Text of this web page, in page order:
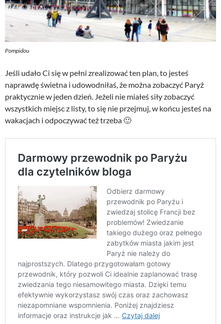
Pompidou
Jeśli udało Ci się w pełni zrealizować ten plan, to jesteś
naprawdę świetna i udowodniłaś, że można zobaczyć Paryż
praktycznie w jeden dzień. Jeżeli nie miałeś siły zobaczyć
wszystkich miejsc z listy, to się nie przejmuj, w końcu jesteś na
wakacjach i odpoczywać też trzeba 🙂